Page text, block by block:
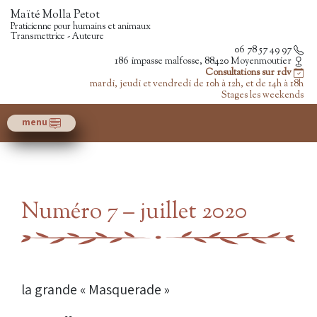
Maïté Molla Petot
Praticienne pour humains et animaux
Transmettrice - Auteure
06 78 57 49 97
186 impasse malfosse, 88420 Moyenmoutier
Consultations sur rdv
mardi, jeudi et vendredi de 10h à 12h, et de 14h à 18h
Stages les weekends
menu
Numéro 7 – juillet 2020
la grande « Masquerade »